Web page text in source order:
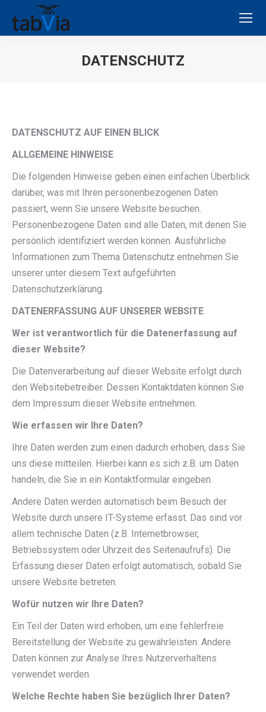
DATENSCHUTZ
DATENSCHUTZ AUF EINEN BLICK
ALLGEMEINE HINWEISE
Die folgenden Hinweise geben einen einfachen Überblick
darüber, was mit Ihren personenbezogenen Daten
passiert, wenn Sie unsere Website besuchen.
Personenbezogene Daten sind alle Daten, mit denen Sie
persönlich identifiziert werden können. Ausführliche
Informationen zum Thema Datenschutz entnehmen Sie
unserer unter diesem Text aufgeführten
Datenschutzerklärung.
DATENERFASSUNG AUF UNSERER WEBSITE
Wer ist verantwortlich für die Datenerfassung auf
dieser Website?
Die Datenverarbeitung auf dieser Website erfolgt durch
den Websitebetreiber. Dessen Kontaktdaten können Sie
dem Impressum dieser Website entnehmen.
Wie erfassen wir Ihre Daten?
Ihre Daten werden zum einen dadurch erhoben, dass Sie
uns diese mitteilen. Hierbei kann es sich z.B. um Daten
handeln, die Sie in ein Kontaktformular eingeben.
Andere Daten werden automatisch beim Besuch der
Website durch unsere IT-Systeme erfasst. Das sind vor
allem technische Daten (z.B. Internetbrowser,
Betriebssystem oder Uhrzeit des Seitenaufrufs). Die
Erfassung dieser Daten erfolgt automatisch, sobald Sie
unsere Website betreten.
Wofür nutzen wir Ihre Daten?
Ein Teil der Daten wird erhoben, um eine fehlerfreie
Bereitstellung der Website zu gewährleisten. Andere
Daten können zur Analyse Ihres Nutzerverhaltens
verwendet werden.
Welche Rechte haben Sie bezüglich Ihrer Daten?